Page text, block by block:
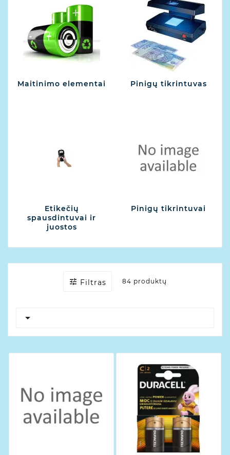
Maitinimo elementai Pinigų tikrintuvas
Etikečių
spausdintuvai ir
juostos
Pinigų tikrintuvai
 Filtras 84 produktų
